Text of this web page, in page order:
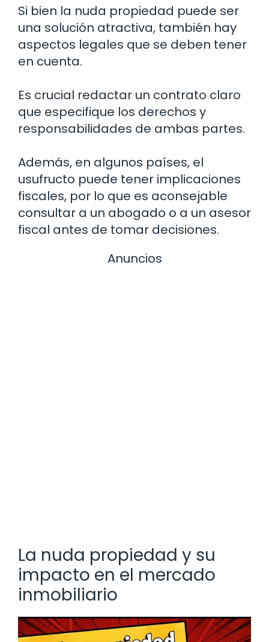
Si bien la nuda propiedad puede ser
una solución atractiva, también hay
aspectos legales que se deben tener
en cuenta.
Es crucial redactar un contrato claro
que especifique los derechos y
responsabilidades de ambas partes.
Además, en algunos países, el
usufructo puede tener implicaciones
fiscales, por lo que es aconsejable
consultar a un abogado o a un asesor
fiscal antes de tomar decisiones.
Anuncios
La nuda propiedad y su
impacto en el mercado
inmobiliario